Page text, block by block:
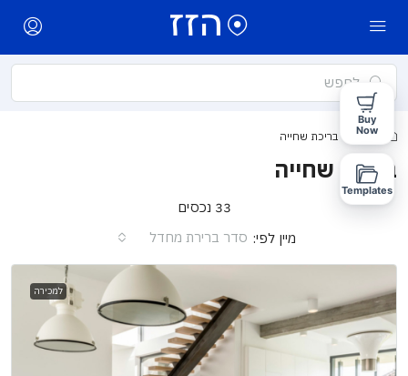
בית בריכת שחייה
בריכת שחייה
33 נכסים
מיין לפי: סדר ברירת מחדל
למכירה
Buy
Now
Templates